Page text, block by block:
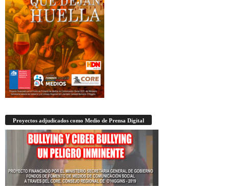
Proyectos adjudicados como Medio de Prensa Digital